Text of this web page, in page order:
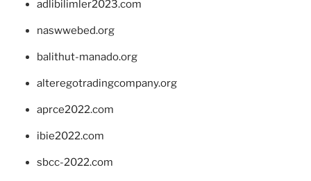
adlibilimler2023.com
naswwebed.org
balithut-manado.org
alteregotradingcompany.org
aprce2022.com
ibie2022.com
sbcc-2022.com